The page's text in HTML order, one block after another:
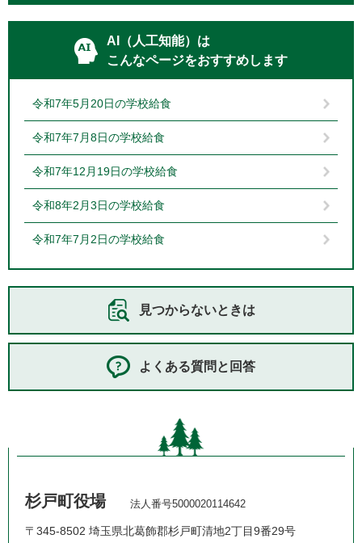
AI（人工知能）は
こんなページをおすすめします
令和7年5月20日の学校給食
令和7年7月8日の学校給食
令和7年12月19日の学校給食
令和8年2月3日の学校給食
令和7年7月2日の学校給食
見つからないときは
よくある質問と回答
杉戸町役場 法人番号5000020114642
〒345-8502 埼玉県北葛飾郡杉戸町清地2丁目9番29号